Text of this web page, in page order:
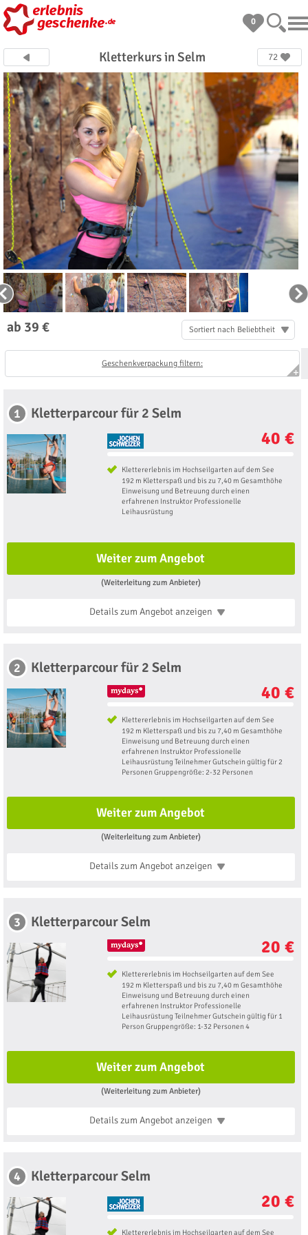
0
Kletterkurs in Selm 72
ab 39 € Sortiert nach Beliebtheit
Geschenkverpackung filtern:
1 Kletterparcour für 2 Selm
40 €
Klettererlebnis im Hochseilgarten auf dem See
192 m Kletterspaß und bis zu 7,40 m Gesamthöhe
Einweisung und ​​Betreuung durch einen
erfahrenen Instruktor Professionelle
Leihausrüstung
Weiter zum Angebot
(Weiterleitung zum Anbieter)
Details zum Angebotanzeigen
2 Kletterparcour für 2 Selm
40 €
Klettererlebnis im Hochseilgarten auf dem See
192 m Kletterspaß und bis zu 7,40 m Gesamthöhe
Einweisung und ​​Betreuung durch einen
erfahrenen Instruktor Professionelle
Leihausrüstung Teilnehmer Gutschein gültig für 2
Personen Gruppengröße: 2-32 Personen
Weiter zum Angebot
(Weiterleitung zum Anbieter)
Details zum Angebotanzeigen
3 Kletterparcour Selm
20 €
Klettererlebnis im Hochseilgarten auf dem See
192 m Kletterspaß und bis zu 7,40 m Gesamthöhe
Einweisung und ​​Betreuung durch einen
erfahrenen Instruktor Professionelle
Leihausrüstung Teilnehmer Gutschein gültig für 1
Person Gruppengröße: 1-32 Personen 4
Weiter zum Angebot
(Weiterleitung zum Anbieter)
Details zum Angebotanzeigen
4 Kletterparcour Selm
20 €
Klettererlebnis im Hochseilgarten auf dem See